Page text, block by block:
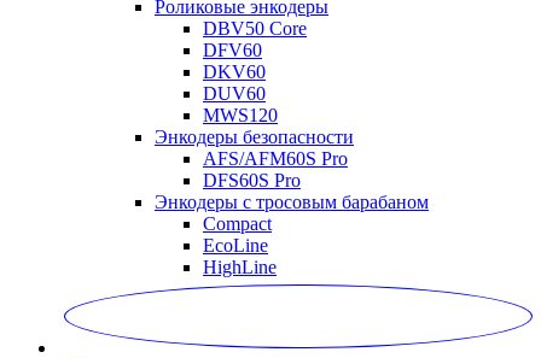
Роликовые энкодеры
DBV50 Core
DFV60
DKV60
DUV60
MWS120
Энкодеры безопасности
AFS/AFM60S Pro
DFS60S Pro
Энкодеры с тросовым барабаном
Compact
EcoLine
HighLine